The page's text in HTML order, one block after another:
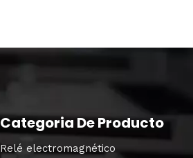
Categoria De Producto
Relé electromagnético